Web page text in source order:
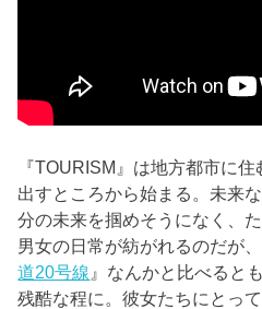
『TOURISM』は地方都市に
出すところから始まる。未来
分の未来を掴めそうになく、
男女の日常が紡がれるのだが
道20号線 』なんかと比べると
残酷な程に。彼女たちにとっ